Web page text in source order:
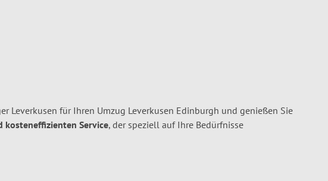
Leverkusen für Ihren Umzug Leverkusen Edinburgh und genießen Sie
kosteneffizienten Service, der speziell auf Ihre Bedürfnisse